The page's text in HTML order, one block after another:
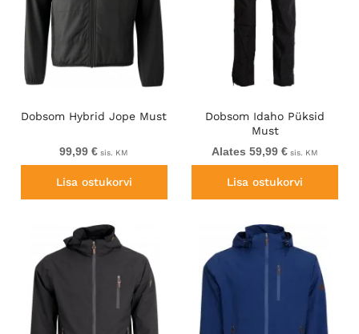
Dobsom Hybrid Jope Must
99,99 € sis. KM
Lisa ostukorvi
Dobsom Idaho Püksid
Must
Alates 59,99 € sis. KM
Lisa ostukorvi